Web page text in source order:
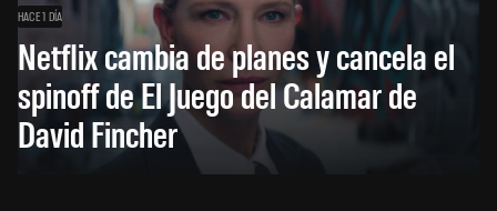
HACE 1 DÍA
Netflix cambia de planes y cancela el
spinoff de El Juego del Calamar de
David Fincher